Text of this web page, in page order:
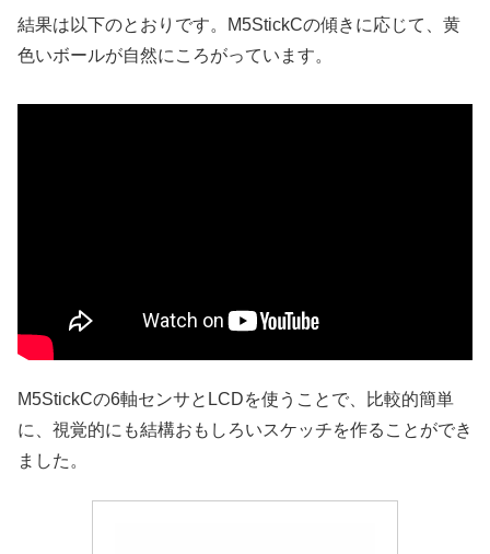
結果は以下のとおりです。M5StickCの傾きに応じて、黄
色いボールが自然にころがっています。
M5StickCの6軸センサとLCDを使うことで、比較的簡単
に、視覚的にも結構おもしろいスケッチを作ることができ
ました。